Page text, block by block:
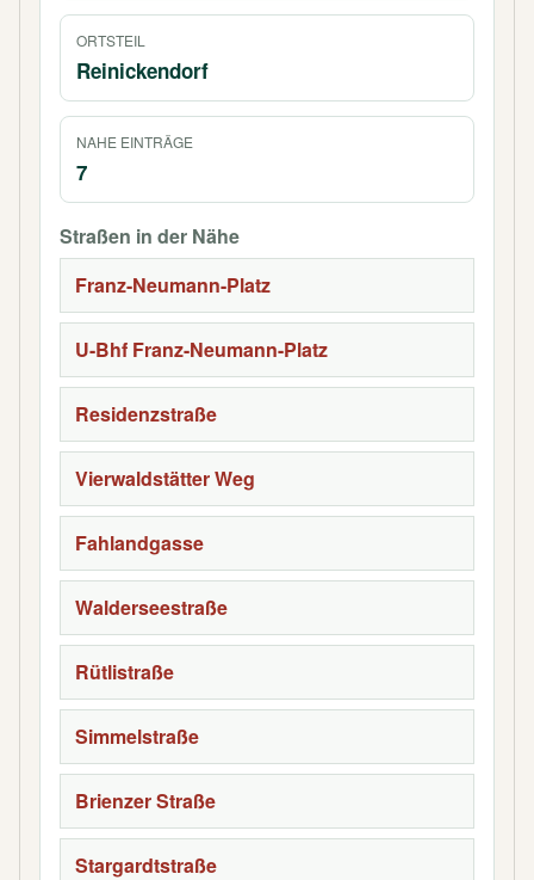
ORTSTEIL
Reinickendorf
NAHE EINTRÄGE
7
Straßen in der Nähe
Franz-Neumann-Platz
U-Bhf Franz-Neumann-Platz
Residenzstraße
Vierwaldstätter Weg
Fahlandgasse
Walderseestraße
Rütlistraße
Simmelstraße
Brienzer Straße
Stargardtstraße